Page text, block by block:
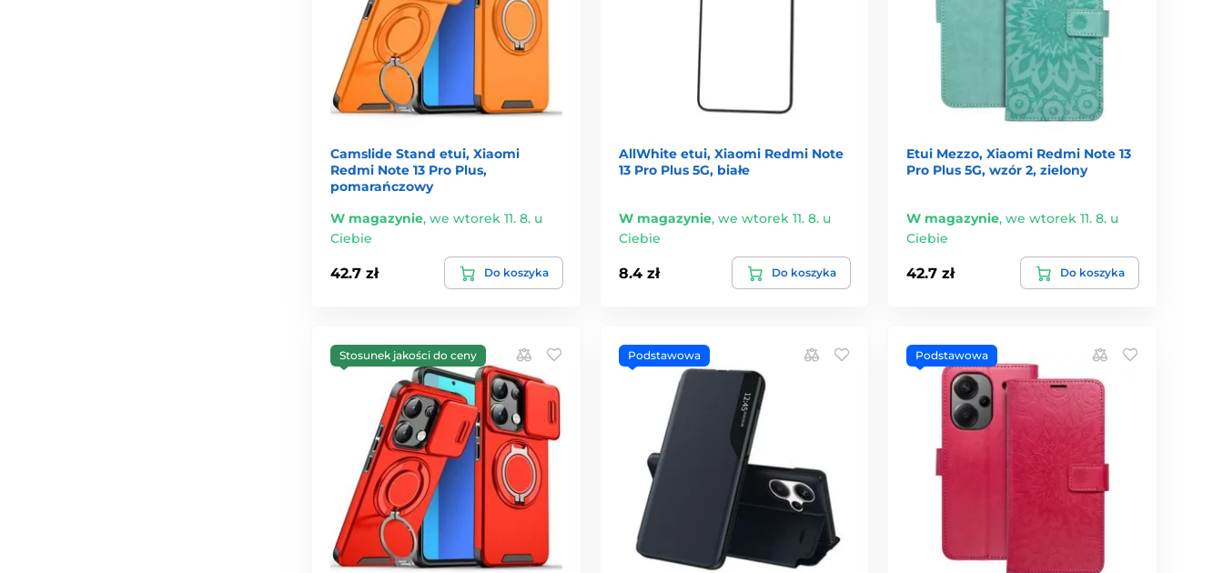
Camslide Stand etui, Xiaomi
Redmi Note 13 Pro Plus,
pomarańczowy
W magazynie, we wtorek 11. 8. u
Ciebie
42.7 zł Do koszyka
AllWhite etui, Xiaomi Redmi Note
13 Pro Plus 5G, białe
W magazynie, we wtorek 11. 8. u
Ciebie
8.4 zł Do koszyka
Etui Mezzo, Xiaomi Redmi Note 13
Pro Plus 5G, wzór 2, zielony
W magazynie,we wtorek 11. 8. u
Ciebie
42.7 zł Do koszyka
Stosunek jakości do ceny Podstawowa Podstawowa